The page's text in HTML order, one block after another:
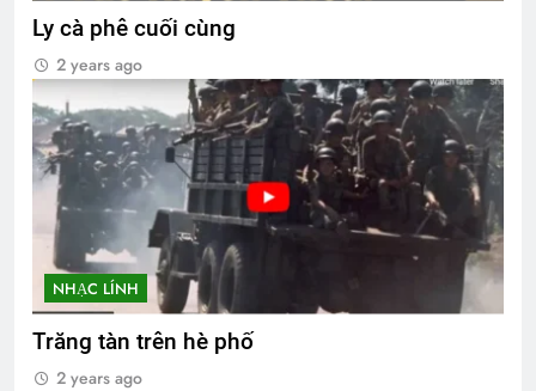
Ly cà phê cuối cùng
2 years ago
NHẠC LÍNH
Trăng tàn trên hè phố
2 years ago